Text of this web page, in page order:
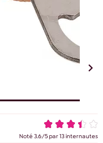

Noté3.6/5par13internautes